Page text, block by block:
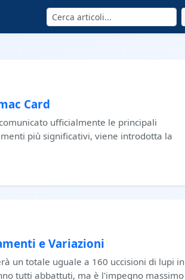
Cerca
Card
ufficialmente le principali
più significativi, viene introdotta la
e Variazioni
un totale uguale a 160 uccisioni di lupi in
tutti abbattuti, ma è l'impegno massimo